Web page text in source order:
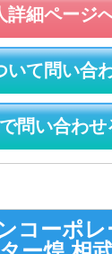
詳細ページ
いて問い合
問い合わせ
コーポ